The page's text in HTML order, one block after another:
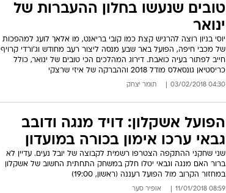
טובים שנעשו בחלון ההעברות של
ינואר
יוסי בניון רוצה להרגיש קצת כמו קובי בריאנט, מו אלאך לועג למהפכות
של מכבי חיפה, הפועל באר שבע מנסה ליצור רעב מחודש וג'ורדי קרויף
חייב לפתור בעיה כואבת. דירוג המהלכים הכי טובים של ינואר, כולל
כריסטיאן גונסאלס מודל 2018 וההברקה של איזי שרצקי
04:30 03/02/2018 תומר יצחק
הפועל אשקלון: דויד מנגה ודובב
גבאי ערכו אימון בכורה במועדון
שני שחקני ההתקפה הצטרפו רשמית לקבוצה של יובל נעים. עדיין לא
ברור האם מנגה וגבאי יטלו חלק במשחק התחתית החשוב של אשקלון
במחזור הקרוב מול הפועל רעננה (ראשון, 19:00)
08:59 11/01/2018 אופיר סער